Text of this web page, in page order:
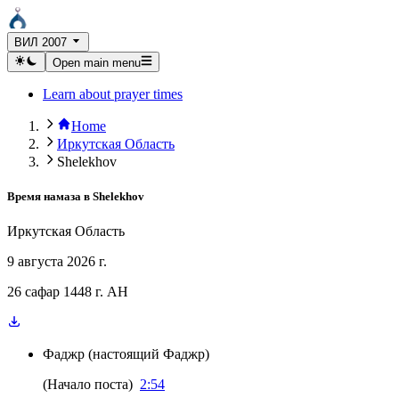
ВИЛ 2007
Open main menu
Learn about prayer times
Home
Иркутская Область
Shelekhov
Время намаза в Shelekhov
Иркутская Область
9 августа 2026 г.
26 сафар 1448 г. AH
Фаджр (настоящий Фаджр)
(Начало поста) 2:54